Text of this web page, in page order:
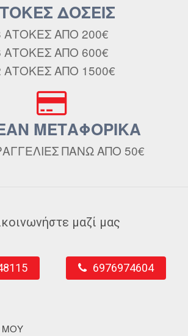
ΔΟΣΕΙΣ
ΑΤΟΚΕΣ ΑΠΟ 200€
ΑΤΟΚΕΣ ΑΠΟ 600€
ΑΤΟΚΕΣ ΑΠΟ 1500€
ΜΕΤΑΦΟΡΙΚΑ
ΠΑΝΩ ΑΠΟ 50€
μαζί μας
6976974604
ΜΟΥ